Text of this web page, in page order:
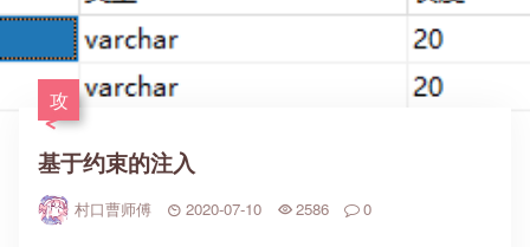
攻
基于约束的注入
村口曹师傅 2020-07-10 2586 0